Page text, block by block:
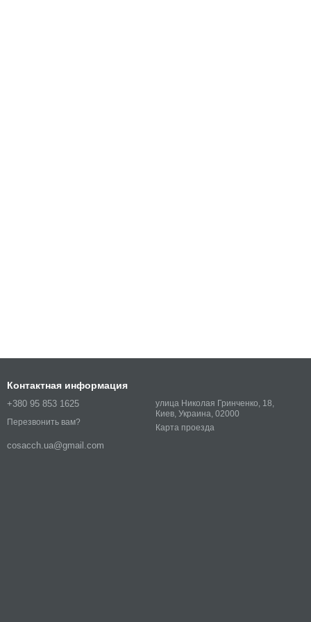
Контактная информация
+380 95 853 1625
Перезвонить вам?
cosacch.ua@gmail.com
улица Николая Гринченко, 18,
Киев, Украина, 02000
Карта проезда